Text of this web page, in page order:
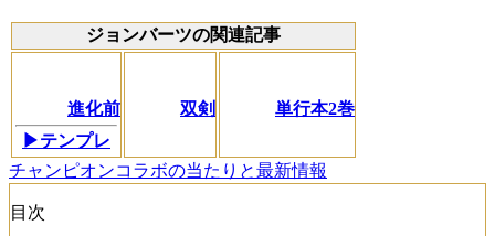
ジョンバーツの関連記事
進化前
▶テンプレ
双剣 単行本2巻
チャンピオンコラボの当たりと最新情報
目次